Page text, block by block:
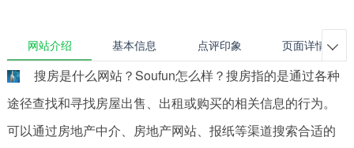
网站介绍 基本信息 点评印象 页面详情 
搜房是什么网站？Soufun怎么样？搜房指的是通过各种
途径查找和寻找房屋出售、出租或购买的相关信息的行为。
可以通过房地产中介、房地产网站、报纸等渠道搜索合适的